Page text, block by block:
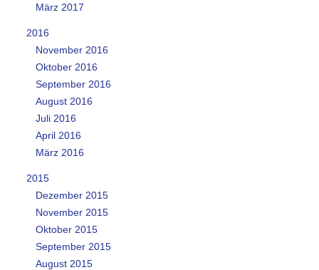
März 2017
2016
November 2016
Oktober 2016
September 2016
August 2016
Juli 2016
April 2016
März 2016
2015
Dezember 2015
November 2015
Oktober 2015
September 2015
August 2015